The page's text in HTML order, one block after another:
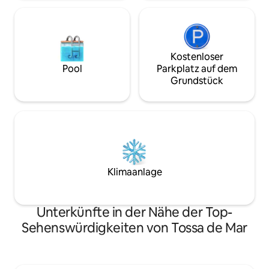
Incluye gel de ducha, champú y
amenities de baño. Ideal para parejas o
viajeros que buscan un espacio práctico
y funcional cerca del mar. Foto
orientativa; todos los Estudios cuentan
con terraza o balcón, aunque varían
Pool
Kostenloser
Parkplatz auf dem
Grundstück
Klimaanlage
Unterkünfte in der Nähe der Top-
Sehenswürdigkeiten von Tossa de Mar